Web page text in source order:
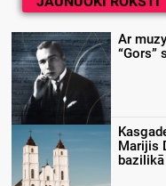
Ar
“Gors”
Marijis